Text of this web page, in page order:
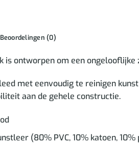
Beoordelingen (0)
is ontworpen om een
met eenvoudig te reinigen
aan de gehele constructie.
(80% PVC, 10% katoen,